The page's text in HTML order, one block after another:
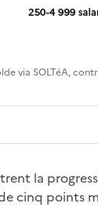
via SOLTéA,
la
cinq